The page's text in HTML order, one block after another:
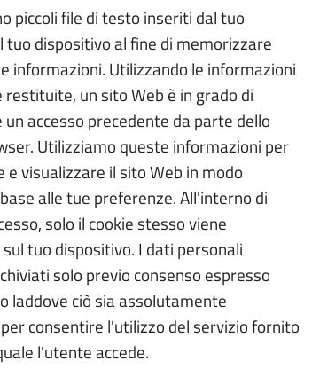
piccoli file di testo inseriti dal tuo
tuo dispositivo al fine di memorizzare
informazioni. Utilizzando le informazioni
restituite, un sito Web è in grado di
un accesso precedente da parte dello
Utilizziamo queste informazioni per
e visualizzare il sito Web in modo
alle tue preferenze. All'interno di
solo il cookie stesso viene
tuo dispositivo. I dati personali
solo previo consenso espresso
laddove ciò sia assolutamente
consentire l'utilizzo del servizio fornito
l'utente accede.
Forte di Belvedere
Via di S. Leonardo, 1 - 50125
Apri il navigatore
È richiesto il consenso alla
geolocalizzazione.
Leaflet|
per i dettagli, muovi la mappa con due dita,
avere la tua posizione